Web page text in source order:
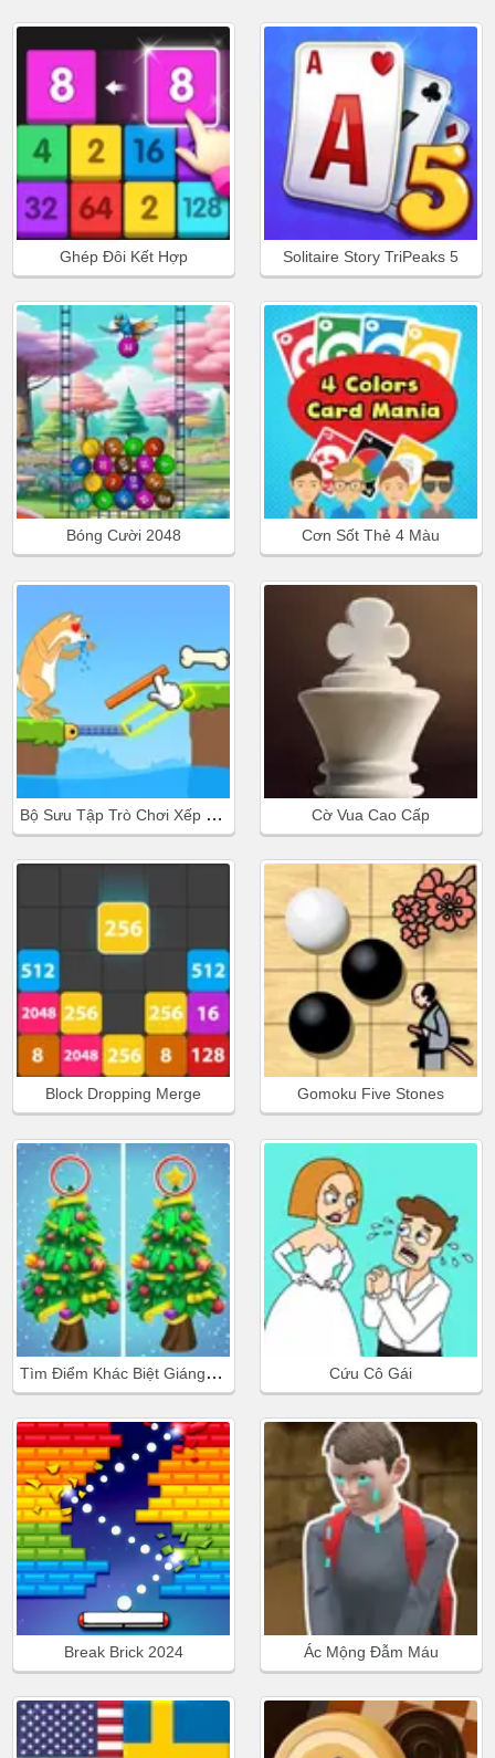
Ghép Đôi Kết Hợp Solitaire Story TriPeaks 5
Bóng Cười 2048 Cơn Sốt Thẻ 4 Màu
Bộ Sưu Tập Trò Chơi Xếp Hình Nhỏ Cờ Vua Cao Cấp
Block Dropping Merge Gomoku Five Stones
Tìm Điểm Khác Biệt Giáng Sinh Cứu Cô Gái
Break Brick 2024 Ác Mộng Đẫm Máu